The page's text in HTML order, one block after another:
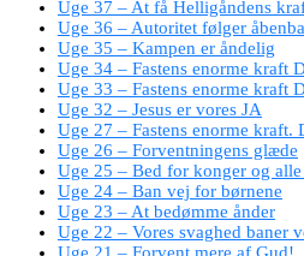
Uge 37 – At få Helligåndens
Uge 36 – Autoritet følger
Uge 35 – Kampen er åndelig
Uge 34 – Fastens enorme kraft
Uge 33 – Fastens enorme kraft
Uge 32 – Jesus er vores JA
Uge 27 – Fastens enorme kraft.
Uge 26 – Forventningens glæde
Uge 25 – Bed for konger og
Uge 24 – Ban vej for børnene
Uge 23 – At bedømme ånder
Uge 22 – Vores svaghed baner
Uge 21 – Forvent mere af Gud!